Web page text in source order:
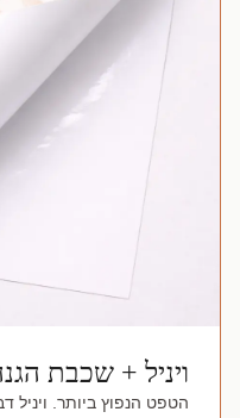
ויניל + שכבת
הטפט הנפוץ ביותר. ויניל